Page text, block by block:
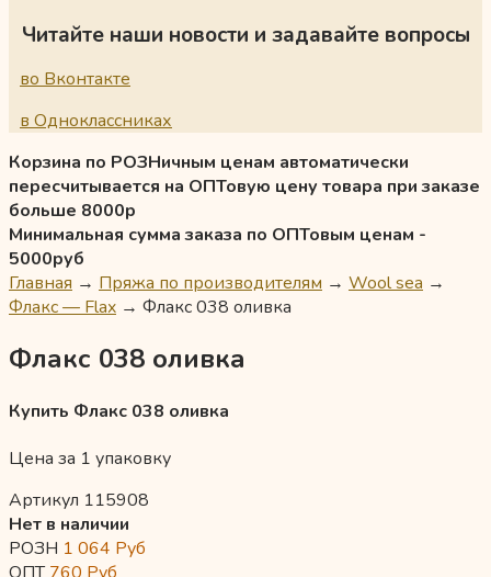
Читайте наши новости и задавайте вопросы
во Вконтакте
в Одноклассниках
Корзина по РОЗНичным ценам автоматически
пересчитывается на ОПТовую цену товара при заказе
больше 8000р
Минимальная сумма заказа по ОПТовым ценам -
5000руб
Главная → Пряжа по производителям → Wool sea →
Флакс — Flax → Флакс 038 оливка
Флакс 038 оливка
Купить Флакс 038 оливка
Цена за 1 упаковку
Артикул 115908
Нет в наличии
РОЗН 1 064 Руб